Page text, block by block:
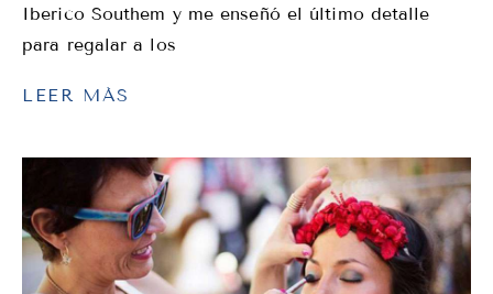
Iberico Southem y me enseñó el último detalle
para regalar a los
LEER MÁS